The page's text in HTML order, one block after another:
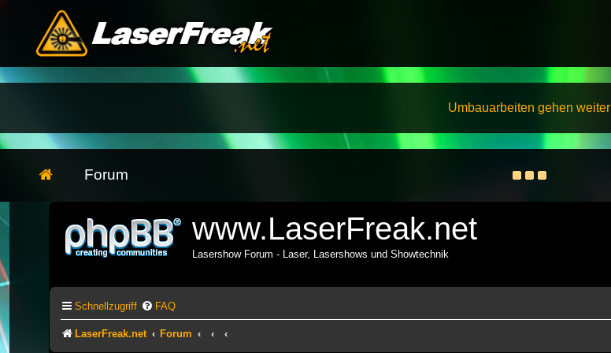
Umbauarbeiten gehen weiter
Forum
www.LaserFreak.net
Lasershow Forum - Laser, Lasershows und Showtechnik
Schnellzugriff FAQ
LaserFreak.net Forum